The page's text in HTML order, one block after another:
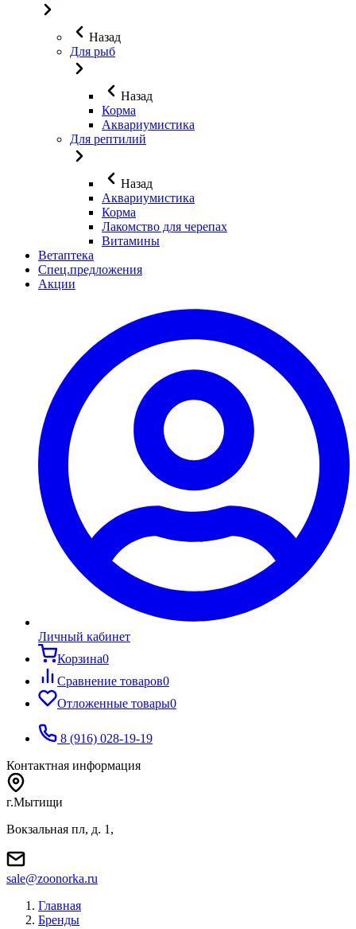
Назад
Для рыб
Назад
Корма
Аквариумистика
Для рептилий
Назад
Аквариумистика
Корма
Лакомство для черепах
Витамины
Ветаптека
Спец.предложения
Акции
Личный кабинет
Корзина0
Сравнение товаров0
Отложенные товары0
8 (916) 028-19-19
Контактная информация
г.Мытищи
Вокзальная пл, д. 1,
sale@zoonorka.ru
Главная
Бренды